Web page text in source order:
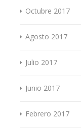
Octubre 2017
Agosto 2017
Julio 2017
Junio 2017
Febrero 2017